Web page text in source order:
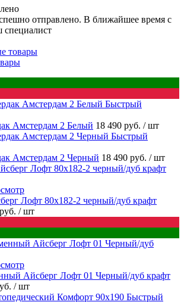
отправлено. В ближайшее время с
специалист
товары
Быстрый
Амстердам 2 Белый 18 490 руб. / шт
Быстрый
Амстердам 2 Черный 18 490 руб. / шт
Лофт 80х182-2 черный/дуб крафт
/ шт
Айсберг Лофт 01 Черный/дуб крафт
/ шт
Быстрый